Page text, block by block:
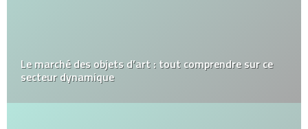
Le marché des objets d’art : tout comprendre sur ce
secteur dynamique